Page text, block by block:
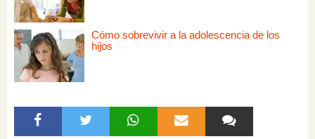
Cómo sobrevivir a la adolescencia de los
hijos